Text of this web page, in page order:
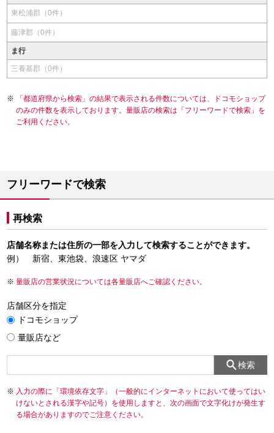
東松浦郡（0件）
藤津郡（0件）
ま行
三養基郡（0件）
「都道府県から検索」の結果で表示される件数については、ドコモショップ
のみの件数を表示しております。量販店の検索は「フリーワードで検索」を
ご利用ください。
フリーワードで検索
再検索
店舗名称または住所の一部を入力して検索することができます。
例） 新宿、東池袋、浪速区 ヤマダ
量販店の営業状況については各量販店へご確認ください。
店舗区分を指定
ドコモショップ
量販店など
検索
入力の際に「環境依存文字」（一般的にインターネットにおいて使ってはい
けないとされる漢字や記号）を使用しますと、次の画面で文字化けが発生す
る場合がありますのでご注意ください。